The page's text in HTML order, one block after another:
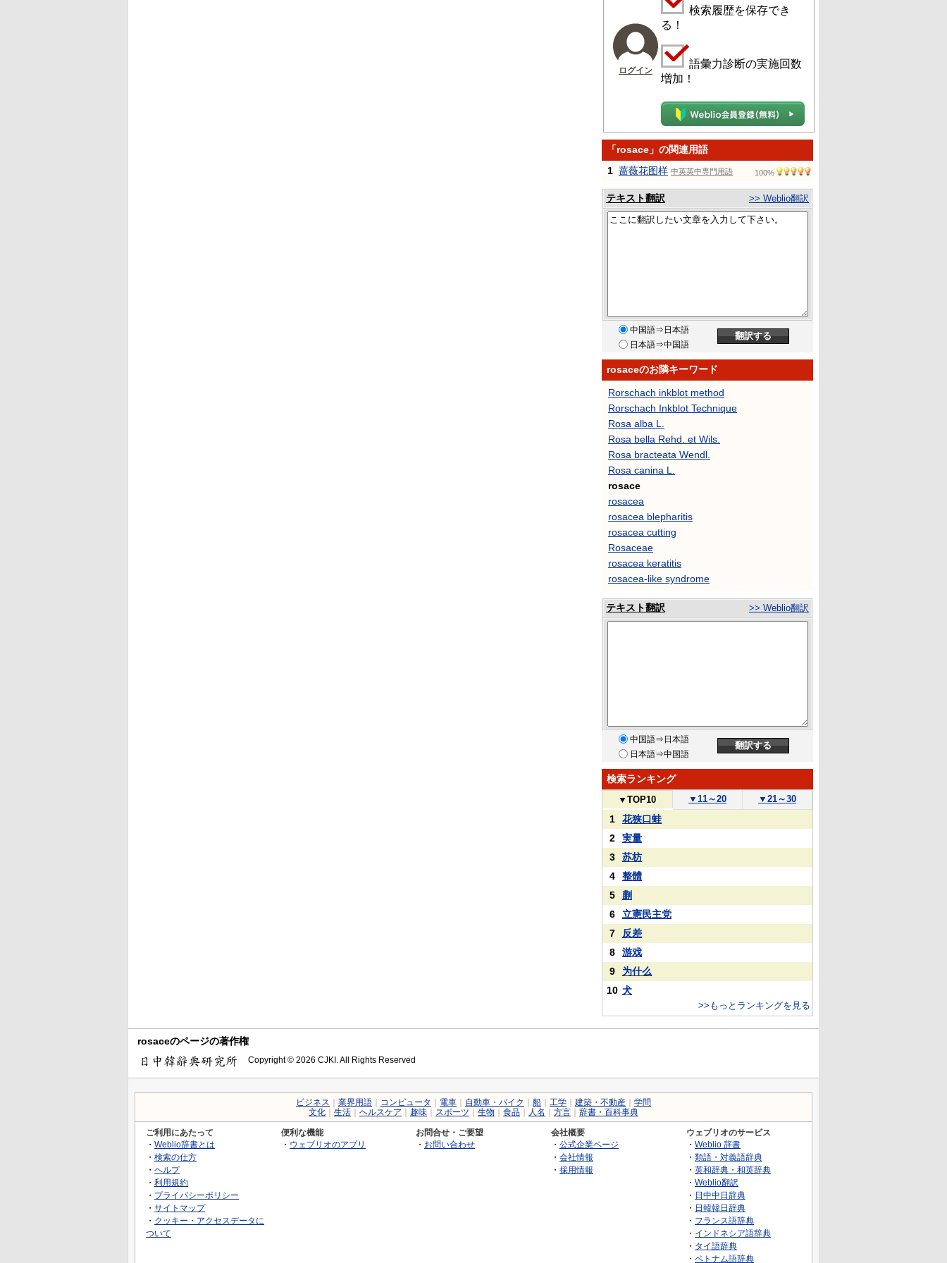
ログイン
検索履歴を保存でき
る！
語彙力診断の実施回数
増加！
「rosace」の関連用語
1 蔷薇花图样 中英英中専門用語 100%
テキスト翻訳 >> Weblio翻訳
中国語⇒日本語
日本語⇒中国語
rosaceのお隣キーワード
Rorschach inkblot method
Rorschach Inkblot Technique
Rosa alba L.
Rosa bella Rehd. et Wils.
Rosa bracteata Wendl.
Rosa canina L.
rosace
rosacea
rosacea blepharitis
rosacea cutting
Rosaceae
rosacea keratitis
rosacea-like syndrome
テキスト翻訳 >> Weblio翻訳
中国語⇒日本語
日本語⇒中国語
検索ランキング
▼ TOP10 ▼ 11～20 ▼ 21～30
1
花狭口蛙
2
実量
3
苏枋
4
整體
5
蒯
6
立憲民主党
7
反差
8
游戏
9
为什么
10 犬
>>もっとランキングを見る
rosaceのページの著作権
Copyright © 2026 CJKI. All Rights Reserved
ビジネス 業界用語 コンピュータ 電車 自動車・バイク 船 工学 建築・不動産
学問
文化
生活 ヘルスケア 趣味 スポーツ 生物 食品 人名 方言 辞書・百科事典
ご利用にあたって
・ Weblio辞書とは
・ 検索の仕方
・ ヘルプ
・ 利用規約
・ プライバシーポリシー
・ サイトマップ
・ クッキー・アクセスデータに
ついて
便利な機能
・ ウェブリオのアプリ
お問合せ・ご要望
・ お問い合わせ
会社概要
・ 公式企業ページ
・ 会社情報
・ 採用情報
ウェブリオのサービス
・ Weblio 辞書
・ 類語・対義語辞典
・ 英和辞典・和英辞典
・ Weblio翻訳
・ 日中中日辞典
・ 日韓韓日辞典
・ フランス語辞典
・ インドネシア語辞典
・ タイ語辞典
・ ベトナム語辞典